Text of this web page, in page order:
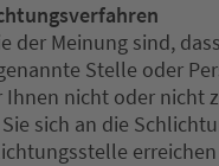
der Meinung sind,
Stelle oder
Ihnen nicht oder nicht
sich an die